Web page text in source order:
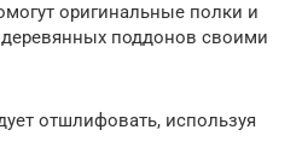
оригинальные полки и
поддонов своими
отшлифовать, используя